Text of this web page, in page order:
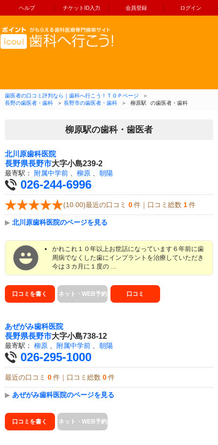
ヘルプ チケットID入力 会員登録 ログイン
コンテンツへ移動
歯医者の口コミ評判なら｜歯科へ行こう！ＴＯＰページ
＞
長野の歯医者・歯科
＞ 長野市の歯医者・歯科 ＞ 柳原駅 の歯医者・歯科
柳原駅の歯科・歯医者
北川原歯科医院
長野県長野市大字小島239-2
最寄駅： 附属中学前 柳原 朝陽
026-244-6996
(10.00)最近の口コミ 0 件｜口コミ総数 1 件
▶ 北川原歯科医院のページを見る
かれこれ１０年以上お世話になっています６年前に歯
周病でなくした歯にインプラントを治療していただき
今は３カ月に１度の ...
口コミを書く ネット・WEB予約 口コミ
あぜがみ歯科医院
長野県長野市大字小島738-12
最寄駅： 柳原 、 附属中学前 、 朝陽
026-295-1000
最近の口コミ 0 件｜口コミ総数 0 件
▶ あぜがみ歯科医院のページを見る
口コミを書く ネット・WEB予約